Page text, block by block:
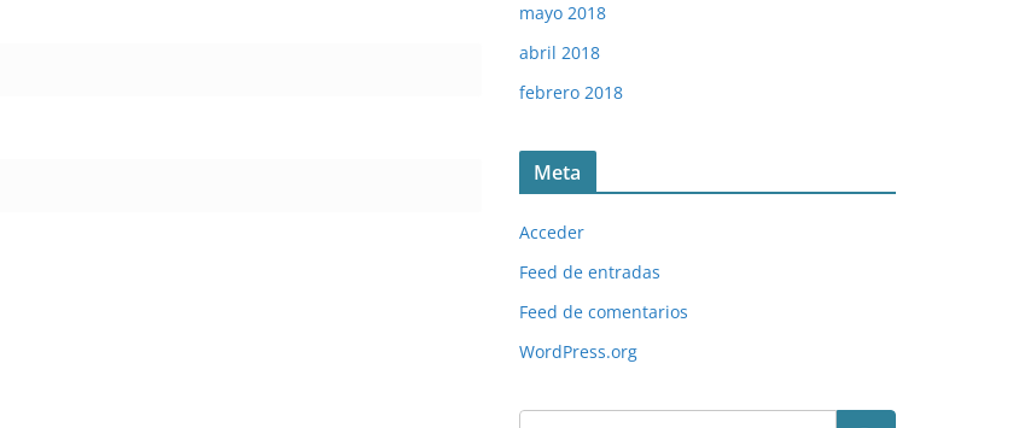
mayo 2018
abril 2018
febrero 2018
Meta
Acceder
Feed de entradas
Feed de comentarios
WordPress.org